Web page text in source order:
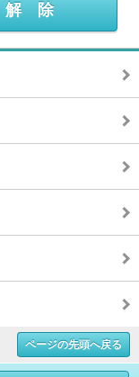
ページの先頭へ戻る